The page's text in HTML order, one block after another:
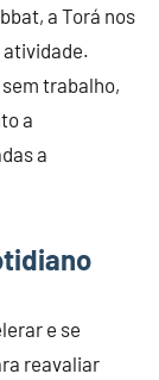
a Torá nos
atividade.
trabalho,
a
a
e se
reavaliar